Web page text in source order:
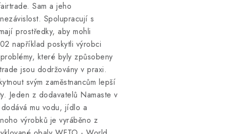
Sam a jeho
Spolupracují s
prostředky, aby mohli
například poskytli výrobci
které byly způsobeny
jsou dodržovány v praxi.
svým zaměstnancům lepší
Jeden z dodavatelů Namaste v
mu vodu, jídlo a
výrobků je vyráběno z